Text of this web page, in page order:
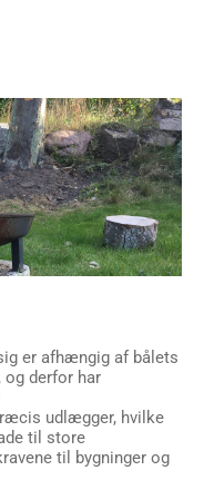
er afhængig af bålets
derfor har
udlægger, hvilke
til store
til bygninger og